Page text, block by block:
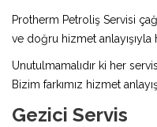
Protherm Petroliş Servisi
ve doğru hizmet anlayışıyla
Unutulmamalıdır ki her
Bizim farkımız hizmet
Gezici Servis